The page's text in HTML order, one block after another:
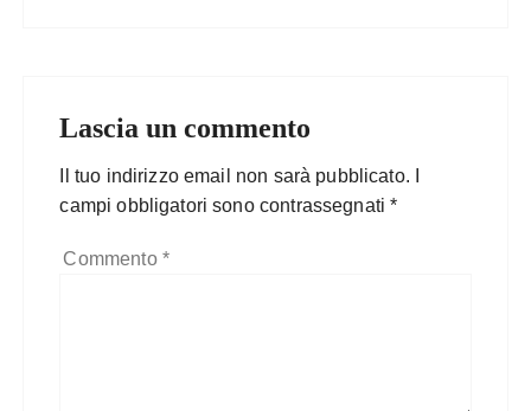
Lascia un commento
Il tuo indirizzo email non sarà pubblicato.
campi obbligatori sono contrassegnati*
Commento *